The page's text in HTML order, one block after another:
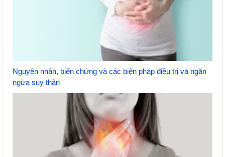
Nguyên nhân, biến chứng và các biện pháp điều trị và ngăn
ngừa suy thận